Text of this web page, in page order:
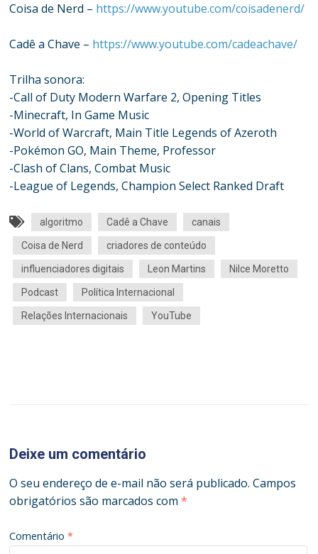
Coisa de Nerd – https://www.youtube.com/coisadenerd/
Cadê a Chave – https://www.youtube.com/cadeachave/
Trilha sonora:
-Call of Duty Modern Warfare 2, Opening Titles
-Minecraft, In Game Music
-World of Warcraft, Main Title Legends of Azeroth
-Pokémon GO, Main Theme, Professor
-Clash of Clans, Combat Music
-League of Legends, Champion Select Ranked Draft
algoritmo Cadê a Chave canais
Coisa de Nerd criadores de conteúdo
influenciadores digitais Leon Martins Nilce Moretto
Podcast Política Internacional
Relações Internacionais YouTube
Deixe um comentário
O seu endereço de e-mail não será publicado. Campos
obrigatórios são marcados com*
Comentário*